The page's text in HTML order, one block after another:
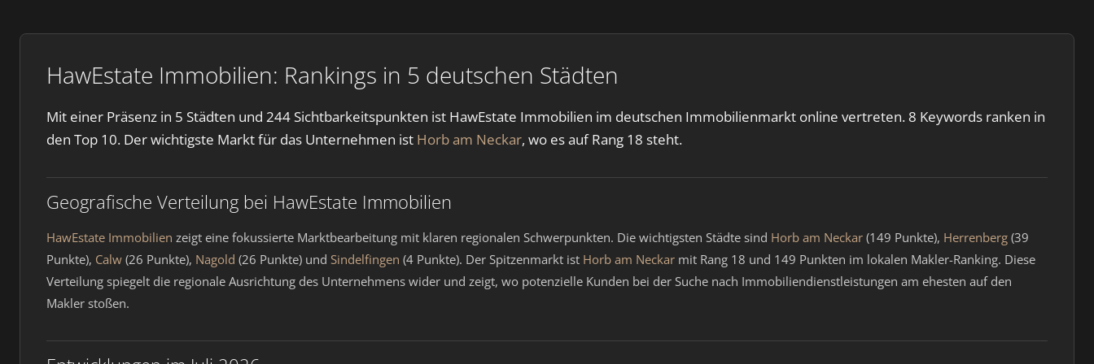
HawEstate Immobilien: Rankings in 5 deutschen Städten
Mit einer Präsenz in 5 Städten und 244 Sichtbarkeitspunkten ist HawEstate Immobilien im deutschen Immobilienmarkt online vertreten. 8 Keywords ranken in
den Top 10. Der wichtigste Markt für das Unternehmen ist Horb am Neckar, wo es auf Rang 18 steht.
Geografische Verteilung bei HawEstate Immobilien
HawEstate Immobilien zeigt eine fokussierte Marktbearbeitung mit klaren regionalen Schwerpunkten. Die wichtigsten Städte sind Horb am Neckar (149 Punkte), Herrenberg (39
Punkte), Calw (26 Punkte), Nagold (26 Punkte) und Sindelfingen (4 Punkte). Der Spitzenmarkt ist Horb am Neckar mit Rang 18 und 149 Punkten im lokalen Makler-Ranking. Diese
Verteilung spiegelt die regionale Ausrichtung des Unternehmens wider und zeigt, wo potenzielle Kunden bei der Suche nach Immobiliendienstleistungen am ehesten auf den
Makler stoßen.